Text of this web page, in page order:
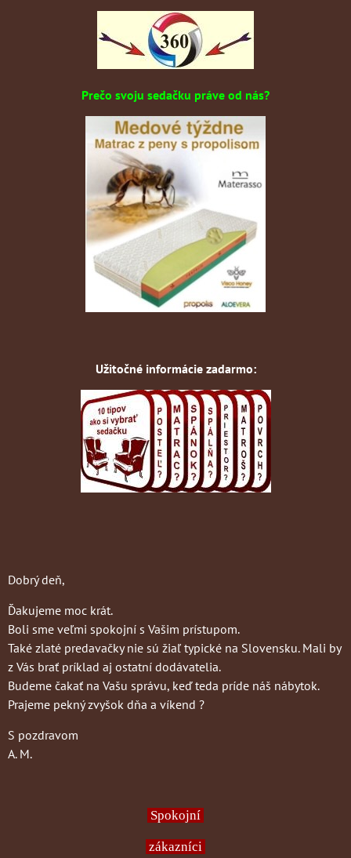
Prečo svoju sedačku práve od nás?
Užitočné informácie zadarmo:
Dobrý deň,
Ďakujeme moc krát.
Boli sme veľmi spokojní s Vašim prístupom.
Také zlaté predavačky nie sú žiaľ typické na Slovensku. Mali by
z Vás brať príklad aj ostatní dodávatelia.
Budeme čakať na Vašu správu, keď teda príde náš nábytok.
Prajeme pekný zvyšok dňa a víkend ?
S pozdravom
A. M.
Spokojní
zákazníci